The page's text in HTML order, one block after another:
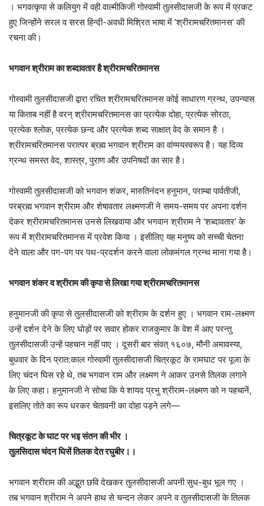
। भगवत्कृपा से कलियुग में वही वाल्मीकिजी गोस्वामी तुलसीदासजी के रूप में प्रकट
हुए जिन्होंने सरल व सरस हिन्दी-अवधी मिश्रित भाषा में ‘श्रीरामचरितमानस’ की
रचना की।
भगवान श्रीराम का शब्दावतार है श्रीरामचरितमानस
गोस्वामी तुलसीदासजी द्वारा रचित श्रीरामचरितमानस कोई साधारण ग्रन्थ, उपन्यास
या किताब नहीं है वरन् श्रीरामचरितमानस का प्रत्येक दोहा, प्रत्येक सोरठा,
प्रत्येक श्लोक, प्रत्येक छन्द और प्रत्येक शब्द साक्षात् वेद के समान है ।
श्रीरामचरितमानस परात्पर ब्रह्म भगवान श्रीराम का वांग्मयस्वरूप है। यह दिव्य
ग्रन्थ समस्त वेद, शास्त्र, पुराण और उपनिषदों का सार है।
गोस्वामी तुलसीदासजी को भगवान शंकर, मारुतिनंदन हनुमान, पराम्बा पार्वतीजी,
परब्रह्म भगवान श्रीराम और शेषावतार लक्ष्मणजी ने समय-समय पर अपना दर्शन
देकर श्रीरामचरितमानस उनसे लिखवाया और भगवान श्रीराम ने ‘शब्दावतार’ के
रूप में श्रीरामचरितमानस में प्रवेश किया । इसीलिए यह मनुष्य को सच्ची चेतना
देने वाला और पग-पग पर पथ-प्रदर्शन करने वाला लोकमंगल ग्रन्थ माना गया है।
भगवान शंकर व श्रीराम की कृपा से लिखा गया श्रीरामचरितमानस
हनुमानजी की कृपा से तुलसीदासजी को श्रीराम के दर्शन हुए । भगवान राम-लक्ष्मण
उन्हें दर्शन देने के लिए घोड़ों पर सवार होकर राजकुमार के वेश में आए परन्तु
तुलसीदासजी उन्हें पहचान नहीं पाए । दूसरी बार संवत् १६०७, मौनी अमावस्या,
बुधवार के दिन प्रात:काल गोस्वामी तुलसीदासजी चित्रकूट के रामघाट पर पूजा के
लिए चंदन घिस रहे थे, तब भगवान राम और लक्ष्मण ने आकर उनसे तिलक लगाने
के लिए कहा। हनुमानजी ने सोचा कि ये शायद प्रभु श्रीराम-लक्ष्मण को न पहचानें,
इसलिए तोते का रूप धरकर चेतावनी का दोहा पड़ने लगे—
चित्रकूट के घाट पर भइ संतन की भीर ।
तुलसिदास चंदन घिसें तिलक देत रघुबीर।।
भगवान श्रीराम की अद्भुत छवि देखकर तुलसीदासजी अपनी सुध-बुध भूल गए ।
तब भगवान श्रीराम ने अपने हाथ से चन्दन लेकर अपने व तुलसीदासजी के तिलक